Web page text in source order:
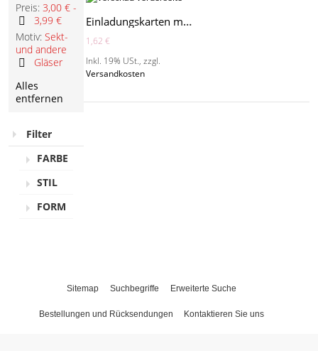
Einladungskarten mit personalisierten Icons - MO1003
1,62 €
Inkl. 19% USt.,zzgl.
Versandkosten
Preis: 3,00 € -
3,99 €
Diesen
Artikel
entfernen
Motiv: Sekt-
und andere
Gläser
Artikel
entfernen
Alles
entfernen
Filter
FARBE
STIL
FORM
Sitemap Suchbegriffe Erweiterte Suche
Bestellungen und Rücksendungen Kontaktieren Sie uns